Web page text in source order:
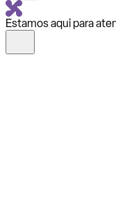
Estamos aqui para